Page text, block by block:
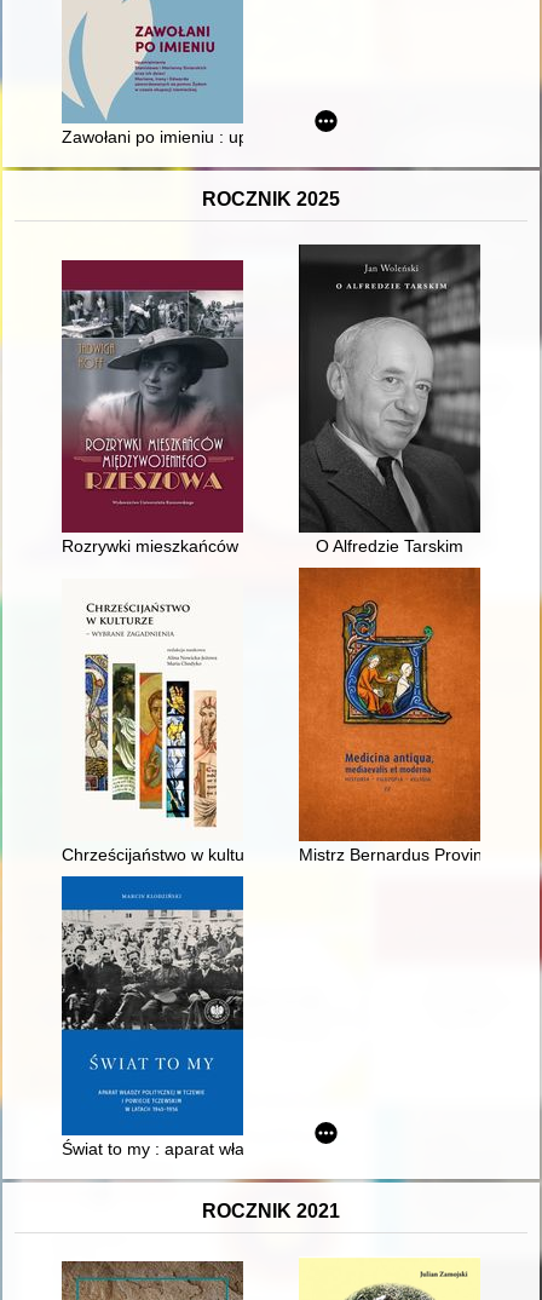
Zawołani po imieniu : upamiętnienie Stanisława i Marianny
ROCZNIK 2025
Rozrywki mieszkańców międzywojennego Rzeszowa
O Alfredzie Tarskim
Chrześcijaństwo w kulturze : wybrane zagadnienia
Mistrz Bernardus Provincialis
Świat to my : aparat władzy politycznej w Tczewie i powiecie
ROCZNIK 2021